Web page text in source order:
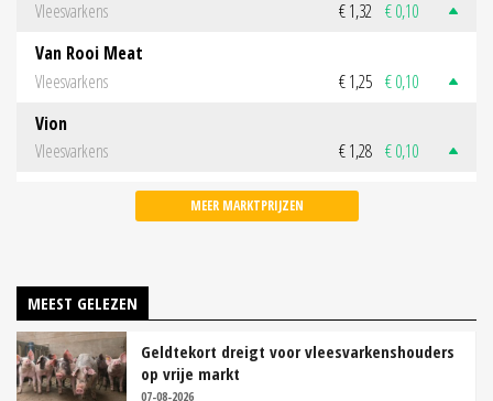
Vleesvarkens € 1,32 € 0,10
Van Rooi Meat
Vleesvarkens
€ 1,25 € 0,10
Vion
Vleesvarkens
€ 1,28 € 0,10
MEER MARKTPRIJZEN
MEEST GELEZEN
Geldtekort dreigt voor vleesvarkenshouders
op vrije markt
07-08-2026